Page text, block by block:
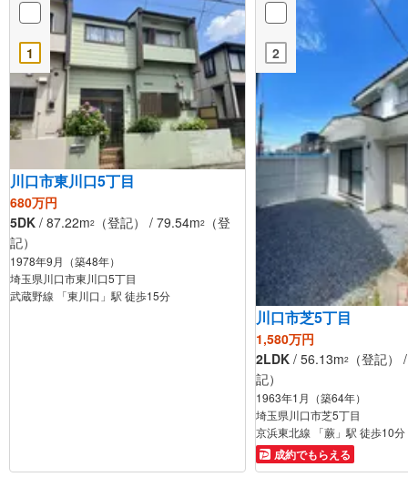
1
川口市東川口5丁目
680万円
5DK / 87.22m2 （登記） / 79.54m2
（登
記）
1978年9月（築48年）
埼玉県川口市東川口5丁目
武蔵野線 「東川口」駅 徒歩15分
2
川口市芝5丁目
1,580万円
2LDK / 56.13m2
（登記）
記）
1963年1月（築64年）
埼玉県川口市芝5丁目
京浜東北線 「蕨」駅 徒歩10分
成約でもらえる